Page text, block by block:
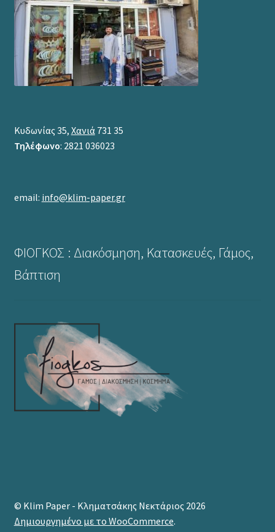
Κυδωνίας 35, Χανιά 731 35
Τηλέφωνο: 2821 036023
email: info@klim-paper.gr
ΦΙΟΓΚΟΣ : Διακόσμηση, Κατασκευές, Γάμος,
Βάπτιση
© Klim Paper - Κληματσάκης Νεκτάριος 2026
Δημιουργημένο με το WooCommerce.